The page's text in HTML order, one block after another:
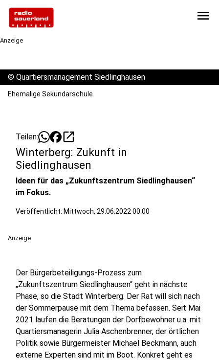
menu
Anzeige
© Quartiersmanagement Siedlinghausen
Ehemalige Sekundarschule
Teilen: open_in_new
Winterberg: Zukunft in
Siedlinghausen
Ideen für das „Zukunftszentrum Siedlinghausen“
im Fokus.
Veröffentlicht: Mittwoch, 29.06.2022 00:00
Anzeige
Der Bürgerbeteiligungs-Prozess zum
„Zukunftszentrum Siedlinghausen“ geht in nächste
Phase, so die Stadt Winterberg. Der Rat will sich nach
der Sommerpause mit dem Thema befassen. Seit Mai
2021 laufen die Beratungen der Dorfbewohner u.a. mit
Quartiersmanagerin Julia Aschenbrenner, der örtlichen
Politik sowie Bürgermeister Michael Beckmann, auch
externe Experten sind mit im Boot. Konkret geht es